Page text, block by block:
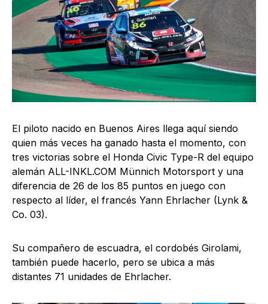
El piloto nacido en Buenos Aires llega aquí siendo
quien más veces ha ganado hasta el momento, con
tres victorias sobre el Honda Civic Type-R del equipo
alemán ALL-INKL.COM Münnich Motorsport y una
diferencia de 26 de los 85 puntos en juego con
respecto al líder, el francés Yann Ehrlacher (Lynk &
Co. 03).
Su compañero de escuadra, el cordobés Girolami,
también puede hacerlo, pero se ubica a más
distantes 71 unidades de Ehrlacher.